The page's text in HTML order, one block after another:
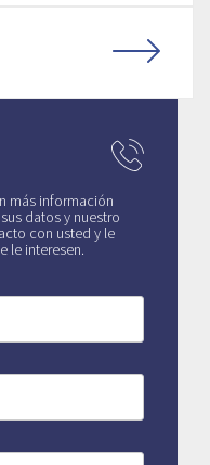
más información
datos y nuestro
con usted y le
le interesen.